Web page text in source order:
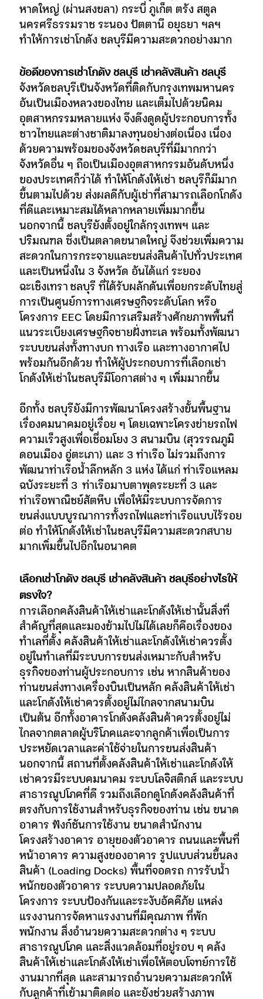
หาดใหญ่ (ผ่านสงขลา) กระบี่ ภูเก็ต ตรัง สตูล
นครศรีธรรมราช ระนอง ปัตตานี อยุธยา ฯลฯ
ทำให้การเช่าโกดัง ชลบุรีมีความสะดวกอย่างมาก
ข้อดีของการเช่าโกดัง ชลบุรี เช่าคลังสินค้า ชลบุรี
จังหวัดชลบุรีเป็นจังหวัดที่ติดกับกรุงเทพมหานคร
อันเป็นเมืองหลวงของไทย และเต็มไปด้วยนิคม
อุตสาหกรรมหลายแห่ง จึงดึงดูดผู้ประกอบการทั้ง
ชาวไทยและต่างชาติมาลงทุนอย่างต่อเนื่อง เนื่อง
ด้วยความพร้อมของจังหวัดชลบุรีที่มีมากกว่า
จังหวัดอื่น ๆ ถือเป็นเมืองอุตสาหกรรมอันดับหนึ่ง
ของประเทศก็ว่าได้ ทำให้โกดังให้เช่า ชลบุรีก็มีมาก
ขึ้นตามไปด้วย ส่งผลดีกับผู้เช่าที่สามารถเลือกโกดัง
ที่ดีและเหมาะสมได้หลากหลายเพิ่มมากขึ้น
นอกจากนี้ ชลบุรียังตั้งอยู่ใกล้กรุงเทพฯ และ
ปริมณฑล ซึ่งเป็นตลาดขนาดใหญ่ จึงช่วยเพิ่มความ
สะดวกในการกระจายและขนส่งสินค้าไปทั่วประเทศ
และเป็นหนึ่งใน 3 จังหวัด อันได้แก่ ระยอง
ฉะเชิงเทรา ชลบุรี ที่ได้รับผลักดันเพื่อยกระดับไทยสู่
การเป็นศูนย์การทางเศรษฐกิจระดับโลก หรือ
โครงการ EEC โดยมีการเสริมสร้างศักยภาพพื้นที่
แนวระเบียงเศรษฐกิจชายฝั่งทะเล พร้อมทั้งพัฒนา
ระบบขนส่งทั้งทางบก ทางเรือ และทางอากาศไป
พร้อมกันอีกด้วย ทำให้ผู้ประกอบการที่เลือกเช่า
โกดังให้เช่าในชลบุรีมีโอกาสต่าง ๆ เพิ่มมากขึ้น
อีกทั้ง ชลบุรียังมีการพัฒนาโครงสร้างขั้นพื้นฐาน
เรื่องคมนาคมอยู่เรื่อย ๆ โดยเฉพาะโครงข่ายรถไฟ
ความเร็วสูงเพื่อเชื่อมโยง 3 สนามบิน (สุวรรณภูมิ
ดอนเมือง อู่ตะเภา) และ 3 ท่าเรือ ไม่รวมถึงการ
พัฒนาท่าเรือน้ำลึกหลัก 3 แห่ง ได้แก่ ท่าเรือแหลม
ฉบังระยะที่ 3 ท่าเรือมาบตาพุดระยะที่ 3 และ
ท่าเรือพาณิชย์สัตหีบ เพื่อให้มีระบบการจัดการ
ขนส่งแบบบูรณาการทั้งรถไฟและท่าเรือแบบไร้รอย
ต่อ ทำให้โกดังให้เช่าในชลบุรีมีความสะดวกสบาย
มากเพิ่มขึ้นไปอีกในอนาคต
เลือกเช่าโกดัง ชลบุรี เช่าคลังสินค้า ชลบุรีอย่างไรให้
ตรงใจ?
การเลือกคลังสินค้าให้เช่าและโกดังให้เช่านั้นสิ่งที่
สำคัญที่สุดและมองข้ามไปไม่ได้เลยก็คือเรื่องของ
ทำเลที่ตั้ง คลังสินค้าให้เช่าและโกดังให้เช่าควรตั้ง
อยู่ในทำเลที่มีระบบการขนส่งเหมาะกับสำหรับ
ธุรกิจของท่านผู้ประกอบการ เช่น หากสินค้าของ
ท่านขนส่งทางเครื่องบินเป็นหลัก คลังสินค้าให้เช่า
และโกดังให้เช่าควรตั้งอยู่ไม่ไกลจากสนามบิน
เป็นต้น อีกทั้งอาคารโกดังคลังสินค้าควรตั้งอยู่ไม่
ไกลจากตลาดผู้บริโภคและจากลูกค้าเพื่อเป็นการ
ประหยัดเวลาและค่าใช้จ่ายในการขนส่งสินค้า
นอกจากนี้ สถานที่ตั้งคลังสินค้าให้เช่าและโกดังให้
เช่าควรมีระบบคมนาคม ระบบโลจิสติกส์ และระบบ
สาธารณูปโภคที่ดี รวมถึงเลือกดูโกดังคลังสินค้าที่
ตรงกับการใช้งานสำหรับธุรกิจของท่าน เช่น ขนาด
อาคาร ฟังก์ชันการใช้งาน ขนาดสำนักงาน
โครงสร้างอาคาร อายุของตัวอาคาร ถนนและพื้นที่
หน้าอาคาร ความสูงของอาคาร รูปแบบส่วนขึ้นลง
สินค้า (Loading Docks) พื้นที่จอดรถ การรับน้ำ
หนักของตัวอาคาร ระบบความปลอดภัยใน
โครงการ ระบบป้องกันและระงับอัคคีภัย แหล่ง
แรงงานการจัดหาแรงงานที่มีคุณภาพ ที่พัก
พนักงาน สิ่งอำนวยความสะดวกต่าง ๆ ระบบ
สาธารณูปโภค และสิ่งแวดล้อมที่อยู่รอบ ๆ คลัง
สินค้าให้เช่าและโกดังให้เช่าเพื่อให้ตอบโจทย์การใช้
งานมากที่สุด และสามารถอำนวยความสะดวกให้
กับลูกค้าที่เข้ามาติดต่อ และยังช่วยสร้างภาพ